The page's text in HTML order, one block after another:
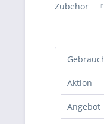
Zubehör
Aktion
Angebot